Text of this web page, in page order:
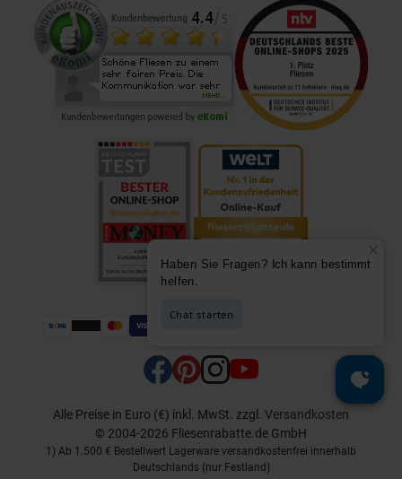
Alle Preise in Euro (€) inkl. MwSt. zzgl. Versandkosten
© 2004-2026 Fliesenrabatte.de GmbH
1) Ab 1.500 € Bestellwert Lagerware versandkostenfrei innerhalb
Deutschlands (nur Festland)